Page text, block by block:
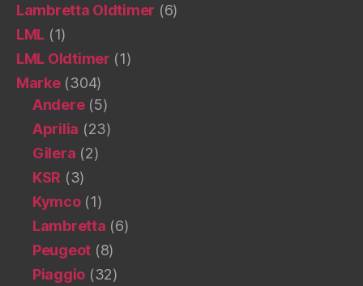
Lambretta Oldtimer (6)
LML (1)
LML Oldtimer (1)
Marke(304)
Andere(5)
Aprilia (23)
Gilera (2)
KSR (3)
Kymco(1)
Lambretta (6)
Peugeot (8)
Piaggio (32)